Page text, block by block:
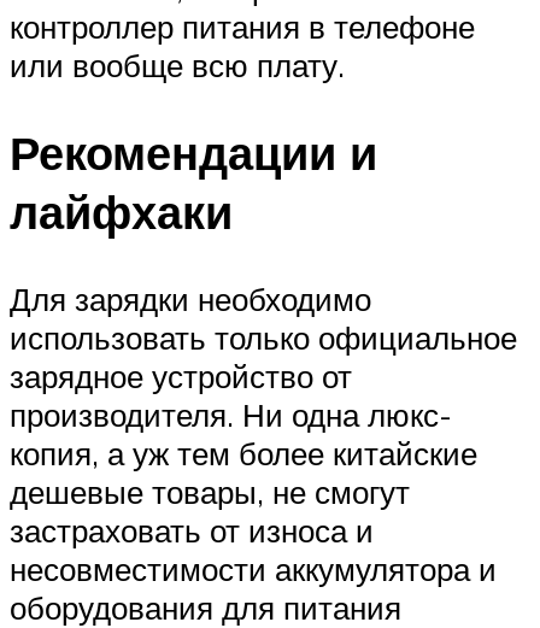
контроллер питания в телефоне
или вообще всю плату.
Рекомендации и
лайфхаки
Для зарядки необходимо
использовать только официальное
зарядное устройство от
производителя. Ни одна люкс-
копия, а уж тем более китайские
дешевые товары, не смогут
застраховать от износа и
несовместимости аккумулятора и
оборудования для питания